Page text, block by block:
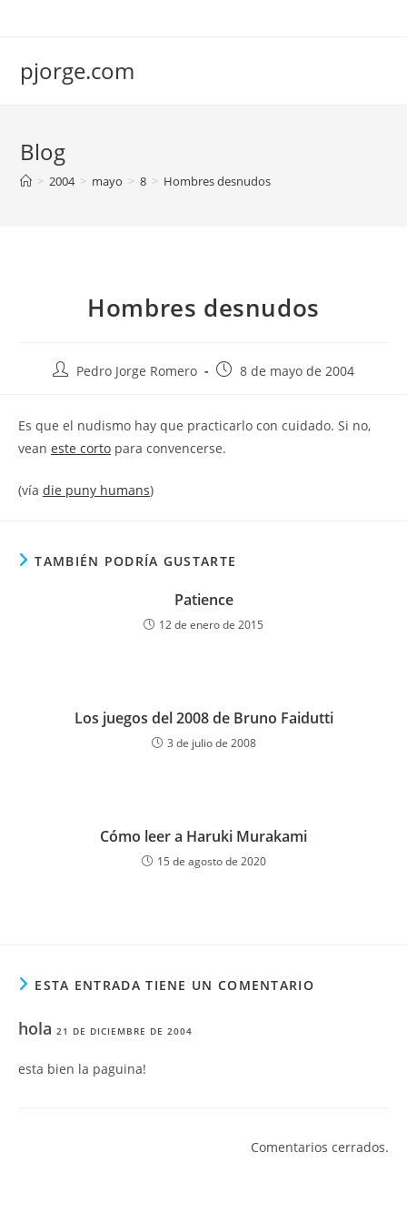
pjorge.com
Blog
> 2004 > mayo > 8 > Hombres desnudos
Hombres desnudos
Autor
entrada:
Pedro Jorge Romero
Publicación
entrada:
8 de mayo de 2004
Es que el nudismo hay que practicarlo con cuidado. Si no,
vean este corto para convencerse.
(vía die puny humans)
TAMBIÉN PODRÍA GUSTARTE
Patience
12 de enero de 2015
Los juegos del 2008 de Bruno Faidutti
3 de julio de 2008
Cómo leer a Haruki Murakami
15 de agosto de 2020
ESTA ENTRADA TIENE UN COMENTARIO
hola 21 DE DICIEMBRE DE 2004
esta bien la paguina!
Comentarios cerrados.